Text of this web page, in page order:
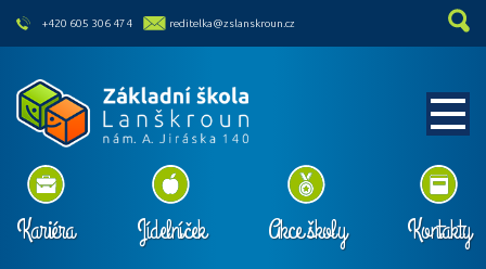
skip to main content
+420 605 306 474 reditelka@zslanskroun.cz
Kariéra Jídelníček Akce školy Kontakty